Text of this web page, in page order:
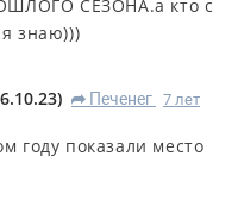
СЕЗОНА.а кто с
знаю)))
) R Печенег 7 лет
году показали место